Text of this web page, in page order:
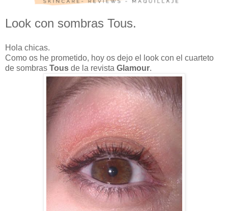
Look con sombras Tous.
Hola chicas.
Como os he prometido, hoy os dejo el look con el cuarteto
de sombras Tous de la revista Glamour.